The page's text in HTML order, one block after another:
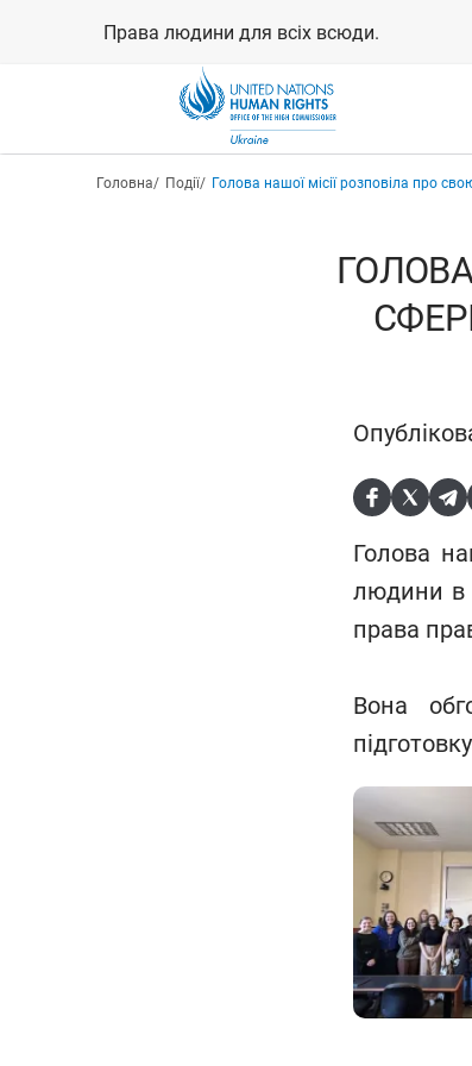
Права людини для всіх всюди.
Рядок навіґації
Головна Події Голова нашої місії розповіла про
Голова
людини в
права
Вона